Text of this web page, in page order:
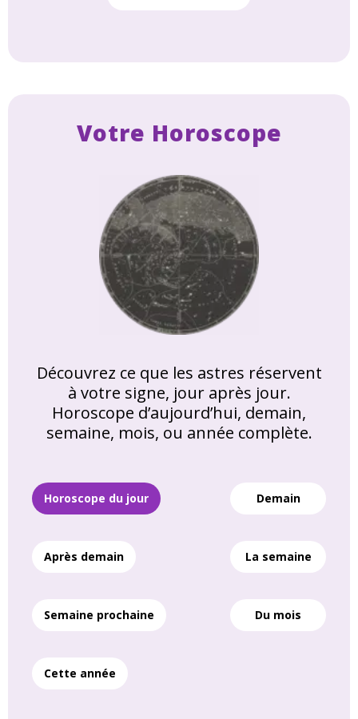
Votre Horoscope
Découvrez ce que les astres réservent
à votre signe, jour après jour.
Horoscope d’aujourd’hui, demain,
semaine, mois, ou année complète.
Horoscope du jour Demain
Après demain La semaine
Semaine prochaine Du mois
Cette année